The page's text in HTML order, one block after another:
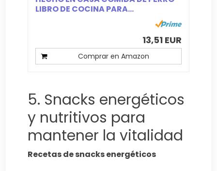
LIBRO DE COCINA PARA...
13,51 EUR
Comprar en Amazon
5. Snacks energéticos
y nutritivos para
mantener la vitalidad
Recetas de snacks energéticos